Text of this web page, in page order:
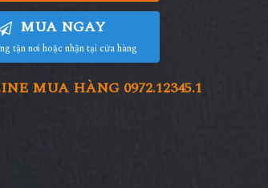
MUA NGAY
tận nơi hoặc nhận tại cửa hàng
MUA HÀNG 0972.12345.1